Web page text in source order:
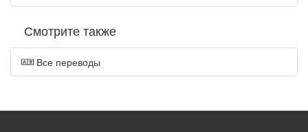
Смотрите также
Все переводы